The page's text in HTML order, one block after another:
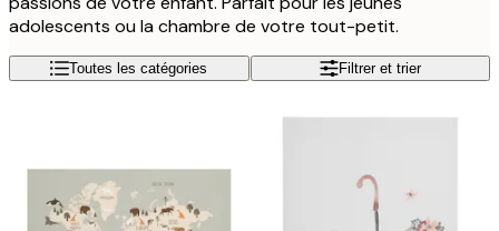
adolescents ou la chambre de votre tout-petit.
Toutes les catégories Filtrer et trier